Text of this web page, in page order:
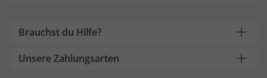
Brauchst du Hilfe?
Unsere Zahlungsarten